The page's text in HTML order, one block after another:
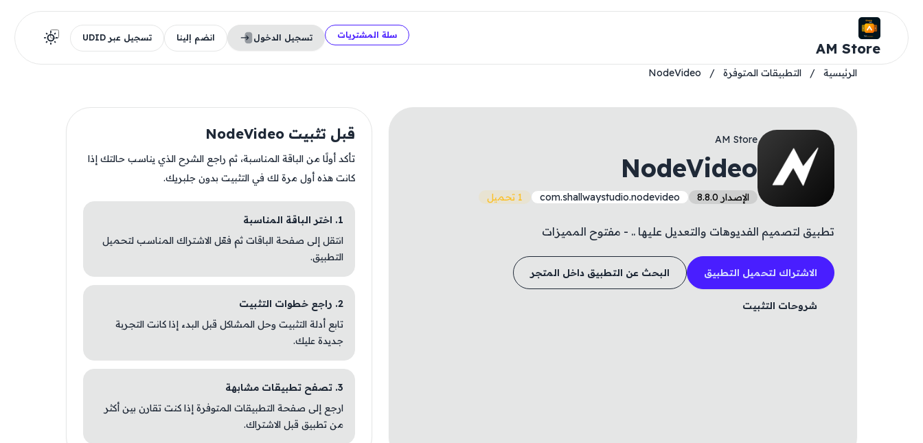
AM Store
سلة المشتريات تسجيل الدخول انضم إلينا تسجيل عبر UDID
الرئيسية / التطبيقات المتوفرة /
NodeVideo
AM Store
NodeVideo
الإصدار 8.8.0 com.shallwaystudio.nodevideo 1 تحميل
تطبيق لتصميم الفديوهات والتعديل عليها .. - مفتوح المميزات
الاشتراك لتحميل التطبيق البحث عن التطبيق داخل المتجر
شروحات التثبيت
قبل تثبيت NodeVideo
تأكد أولًا من الباقة المناسبة، ثم راجع الشرح الذي يناسب حالتك إذا
كانت هذه أول مرة لك في التثبيت بدون جلبريك.
1. اختر الباقة المناسبة
انتقل إلى صفحة الباقات ثم فعّل الاشتراك المناسب لتحميل
التطبيق.
2. راجع خطوات التثبيت
تابع أدلة التثبيت وحل المشاكل قبل البدء إذا كانت التجربة
جديدة عليك.
3. تصفح تطبيقات مشابهة
ارجع إلى صفحة التطبيقات المتوفرة إذا كنت تقارن بين أكثر
من تطبيق قبل الاشتراك.